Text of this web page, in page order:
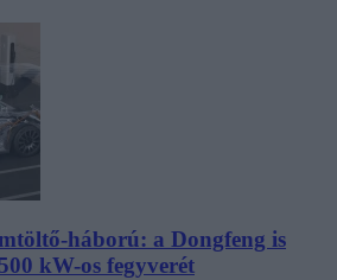
háború: a Dongfeng is
kW-os fegyverét